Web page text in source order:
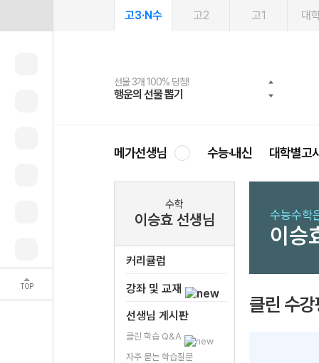
TOP
고3·N수 고2 고1 대
선물 3개 100% 당첨!
행운의 선물 뽑기
선물 100% 증정!
메가스터디 X 올리브
여름방학 스터디 캐시백
메가런 썸머스쿨
2027 러셀 단과
강사 공개선발
스마트러닝앱
설문 EVENT
메가패스
3일 무료 체험권
메가패스 수강생 무료혜택!
메가클럽 멤버십
사회공헌 캠페인
희망이룸 메가나눔
메가선생님 수능·내신 대학별고
수학
이승효 선생님
커리큘럼
강좌 및 교재
선생님 게시판
클린 학습 Q&A
자주 묻는 학습질문
수능수학
이승
클린 수강